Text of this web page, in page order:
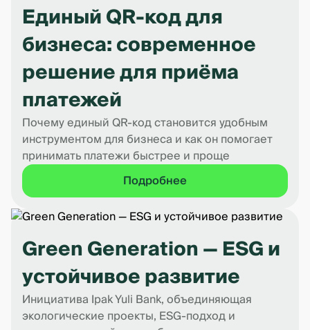
Единый QR-код для
бизнеса: современное
решение для приёма
платежей
Почему единый QR-код становится удобным
инструментом для бизнеса и как он помогает
принимать платежи быстрее и проще
Подробнее
Green Generation — ESG и
устойчивое развитие
Инициатива Ipak Yuli Bank, объединяющая
экологические проекты, ESG-подход и